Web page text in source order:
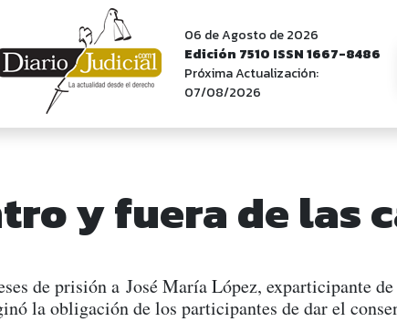
06 de Agosto de 2026
Edición 7510 ISSN 1667-8486
Próxima Actualización:
07/08/2026
y fuera de las
de prisión a José María López, exparticipante
la obligación de los participantes de dar el